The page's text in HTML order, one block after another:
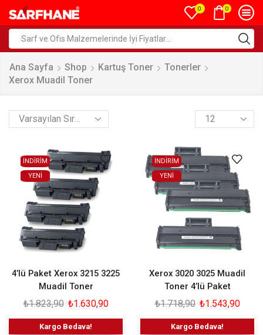
0 0
Ana Sayfa Shop Kartuş Toner
Tonerler
Xerox Muadil Toner
İNDİRİM
YENI
4’lü Paket Xerox 3215 3225
Muadil Toner
₺1.823,90 ₺1.630,90
Kargo Bedava!
İNDİRİM
YENI
Xerox 3020 3025 Muadil
Toner 4’lü Paket
₺1.718,90 ₺1.543,90
Kargo Bedava!